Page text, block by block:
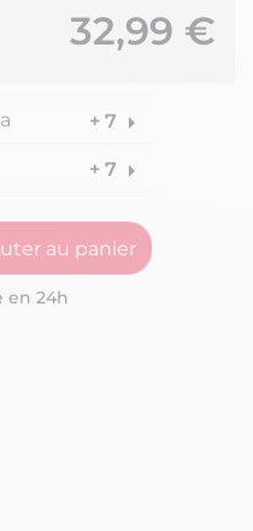
32,99 €
+ 7 arrow_right
+ 7 arrow_right
au panier
en 24h